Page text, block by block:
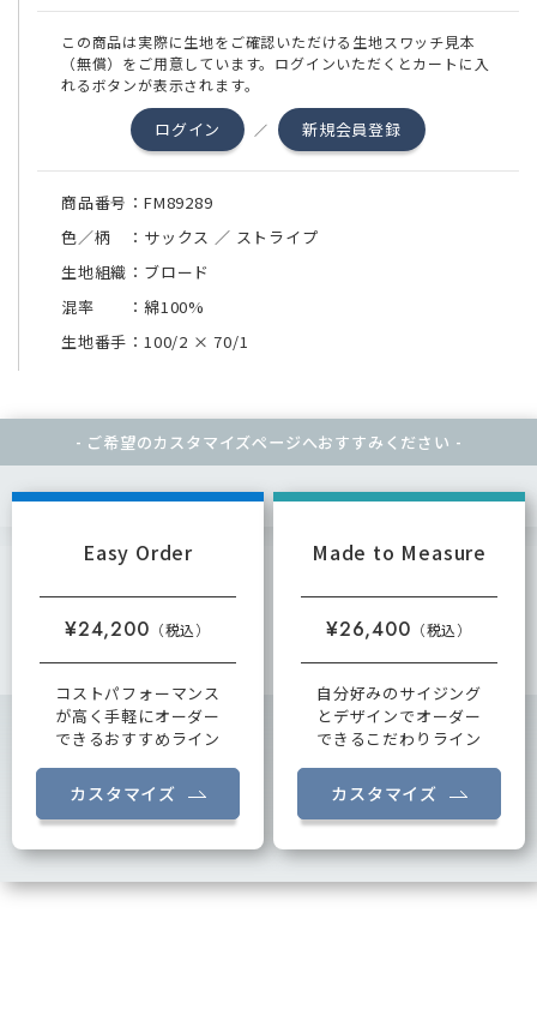
この商品は実際に生地をご確認いただける生地スワッチ見本
（無償）をご用意しています。ログインいただくとカートに入
れるボタンが表示されます。
ログイン ／ 新規会員登録
商品番号：FM89289
色／柄 ：サックス ／ ストライプ
生地組織：ブロード
混率 ：綿100%
生地番手：100/2 ×70/1
- ご希望のカスタマイズページへおすすみください -
Easy Order
¥24,200
コストパフォーマンス
が高く手軽にオーダー
できるおすすめライン
カスタマイズ
Made to Measure
¥26,400
自分好みのサイジング
とデザインでオーダー
できるこだわりライン
カスタマイズ